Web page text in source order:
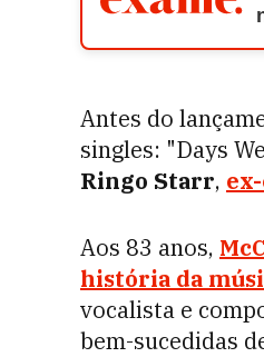
Antes do
singles: "Days
Ringo Starr,
Aos 83 anos,
história da
vocalista e
bem-sucedidas